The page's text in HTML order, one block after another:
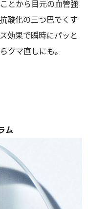
とから目元の血管強
酸化の三つ巴でくす
効果で瞬時にパッと
クマ直しにも。
ム